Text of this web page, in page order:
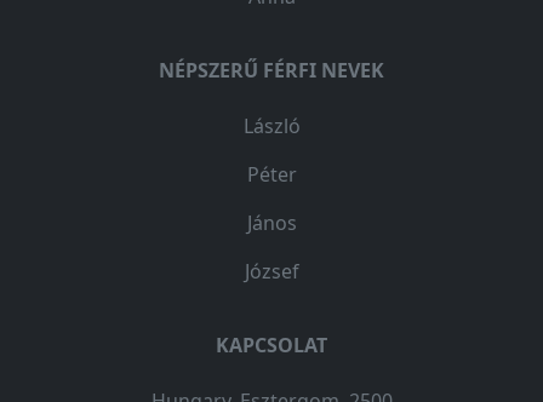
NÉPSZERŰ FÉRFI NEVEK
László
Péter
János
József
KAPCSOLAT